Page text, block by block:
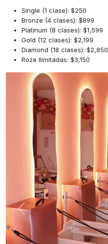
Single (1 clase): $250
Bronze (4 clases): $899
Platinum (8 clases): $1,599
Gold (12 clases): $2,199
Diamond (18 clases): $2,850
Roze Ilimitadas: $3,150